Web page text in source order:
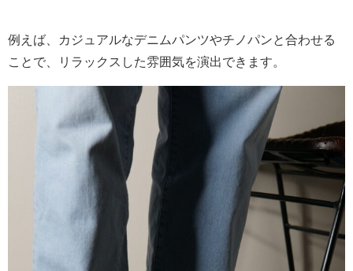
例えば、カジュアルなデニムパンツやチノパンと合わせる
ことで、リラックスした雰囲気を演出できます。